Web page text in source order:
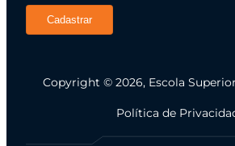
Cadastrar
Copyright © 2026, Escola
Política de